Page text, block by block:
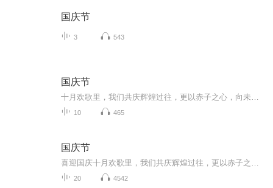
国庆节
3 543
国庆节
10 465
国庆节
20 4542